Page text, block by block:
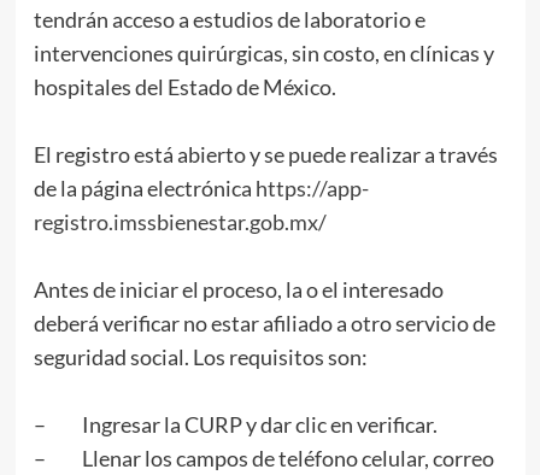
tendrán acceso a estudios de laboratorio e
intervenciones quirúrgicas, sin costo, en clínicas y
hospitales del Estado de México.
El registro está abierto y se puede realizar a través
de la página electrónica https://app-
registro.imssbienestar.gob.mx/
Antes de iniciar el proceso, la o el interesado
deberá verificar no estar afiliado a otro servicio de
seguridad social. Los requisitos son:
– Ingresar la CURP y dar clic en verificar.
– Llenar los campos de teléfono celular, correo